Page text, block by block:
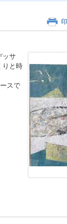
ッサ
りと時
スで